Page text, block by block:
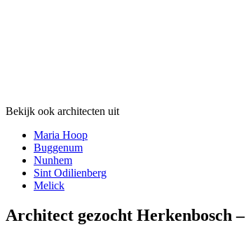
Bekijk ook architecten uit
Maria Hoop
Buggenum
Nunhem
Sint Odilienberg
Melick
Architect gezocht Herkenbosch